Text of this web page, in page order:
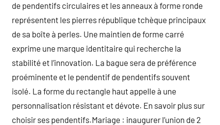
de pendentifs circulaires et les anneaux à forme ronde
représentent les pierres république tchèque principaux
de sa boîte à perles. Une maintien de forme carré
exprime une marque identitaire qui recherche la
stabilité et l’innovation. La bague sera de préférence
proéminente et le pendentif de pendentifs souvent
isolé. La forme du rectangle haut appelle à une
personnalisation résistant et dévote. En savoir plus sur
choisir ses pendentifs.Mariage : inaugurer l’union de 2